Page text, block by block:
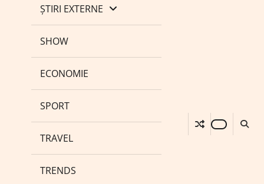
ȘTIRI EXTERNE
SHOW
ECONOMIE
SPORT
TRAVEL
TRENDS